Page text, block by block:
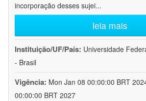
incorporação desses sujei...
leia mais
Instituição/UF/País: Universidade
- Brasil
Vigência: Mon Jan 08 00:00:00 BRT
00:00:00 BRT 2027